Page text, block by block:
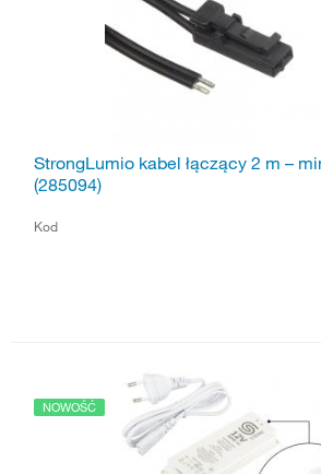
StrongLumio kabel łączący 2 m –
(285094)
Kod
NOWOŚĆ